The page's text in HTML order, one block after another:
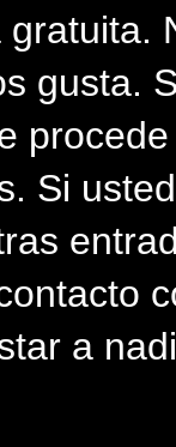
gusta.
Si
a